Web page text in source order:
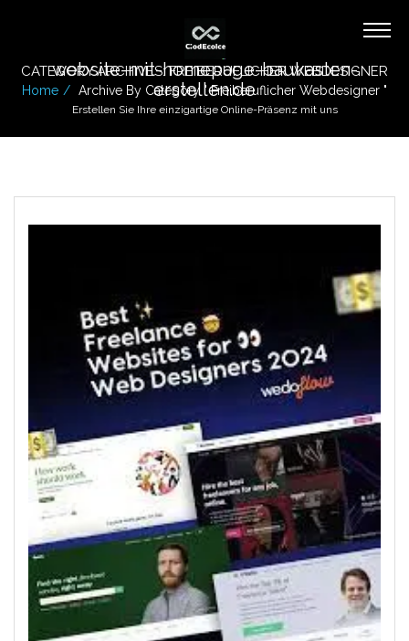
website-mit-homepage-baukasten-
erstellen.de
Erstellen Sie Ihre einzigartige Online-Präsenz mit uns
CATEGORY ARCHIVES: FREIBERUFLICHER WEBDESIGNER
Home Archive By Category " Freiberuflicher Webdesigner "